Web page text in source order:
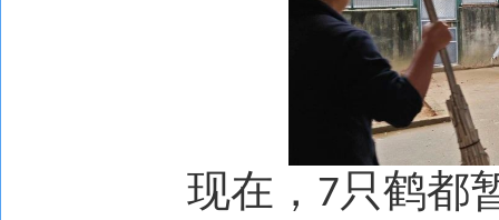
现在， 7只鹤都